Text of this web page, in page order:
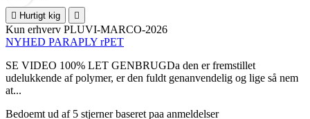
 Hurtigt kig 
Kun erhverv PLUVI-MARCO-2026
NYHED PARAPLY rPET
SE VIDEO 100% LET GENBRUGDa den er fremstillet
udelukkende af polymer, er den fuldt genanvendelig og lige så nem
at...
Bedoemt ud af 5 stjerner baseret paa anmeldelser